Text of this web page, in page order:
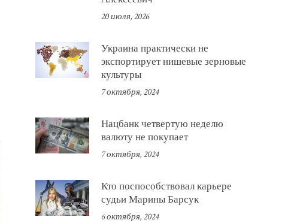
20 июля, 2026
Украина практически не
экспортирует нишевые зерновые
культуры
7 октября, 2024
Нацбанк четвертую неделю
валюту не покупает
7 октября, 2024
Кто поспособствовал карьере
судьи Марины Барсук
6 октября, 2024